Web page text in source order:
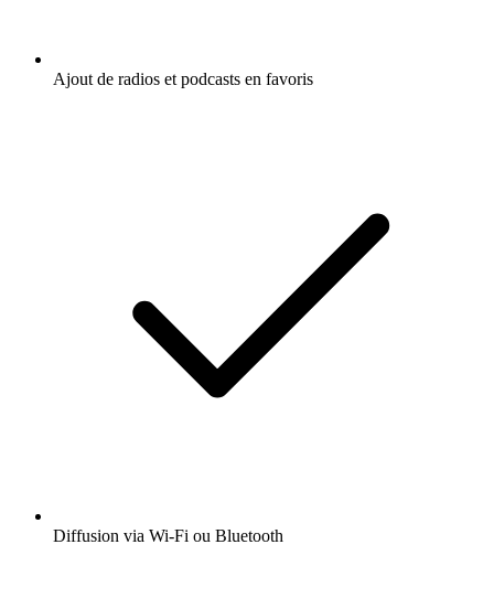
Ajout de radios et podcasts en favoris
Diffusion via Wi-Fi ou Bluetooth